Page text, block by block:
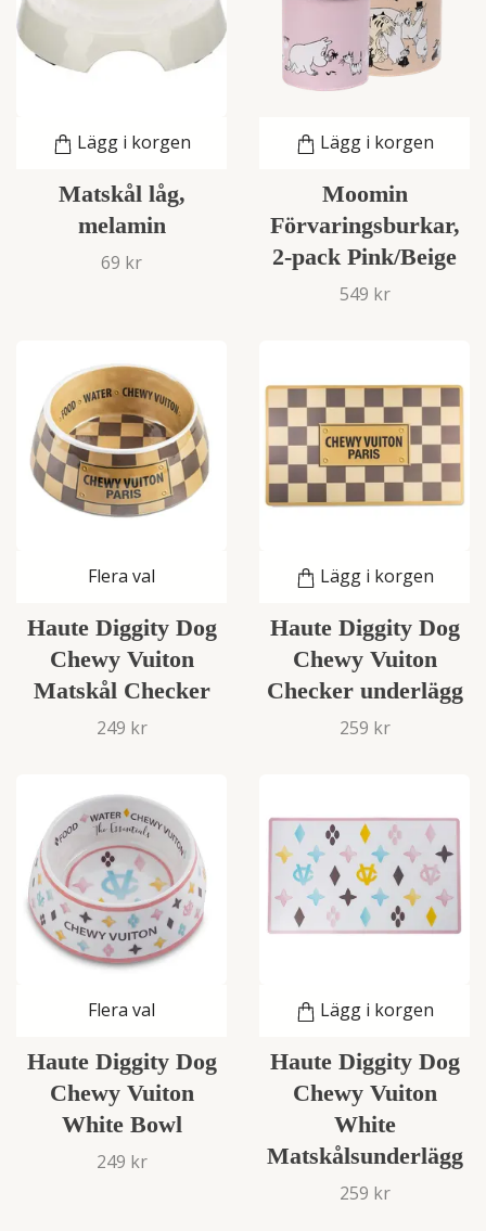
Lägg i korgen
Matskål låg,
melamin
69 kr
Lägg i korgen
Moomin
Förvaringsburkar,
2-pack Pink/Beige
549 kr
Flera val
Haute Diggity Dog
Chewy Vuiton
Matskål Checker
249 kr
Lägg i korgen
Haute Diggity Dog
Chewy Vuiton
Checker underlägg
259 kr
Flera val
Haute Diggity Dog
Chewy Vuiton
White Bowl
249 kr
Lägg i korgen
Haute Diggity Dog
Chewy Vuiton
White
Matskålsunderlägg
259 kr